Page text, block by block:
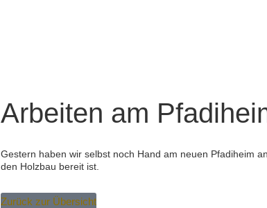
Arbeiten am
Gestern haben wir selbst noch Hand am neuen Pfadiheim
den Holzbau bereit ist.
Zurück zur Übersicht